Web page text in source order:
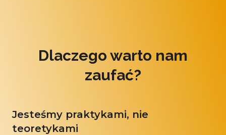
Dlaczego warto nam
zaufać?
Jesteśmy praktykami, nie
teoretykami